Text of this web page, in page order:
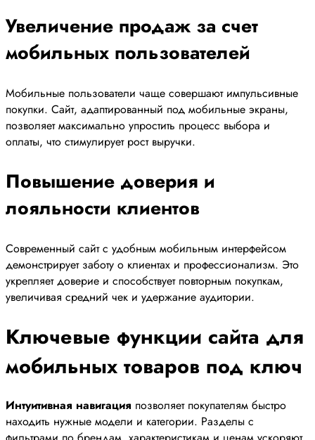
Увеличение продаж за счет
мобильных пользователей
Мобильные пользователи чаще совершают импульсивные
покупки. Сайт, адаптированный под мобильные экраны,
позволяет максимально упростить процесс выбора и
оплаты, что стимулирует рост выручки.
Повышение доверия и
лояльности клиентов
Современный сайт с удобным мобильным интерфейсом
демонстрирует заботу о клиентах и профессионализм. Это
укрепляет доверие и способствует повторным покупкам,
увеличивая средний чек и удержание аудитории.
Ключевые функции сайта для
мобильных товаров под ключ
Интуитивная навигация позволяет покупателям быстро
находить нужные модели и категории. Разделы с